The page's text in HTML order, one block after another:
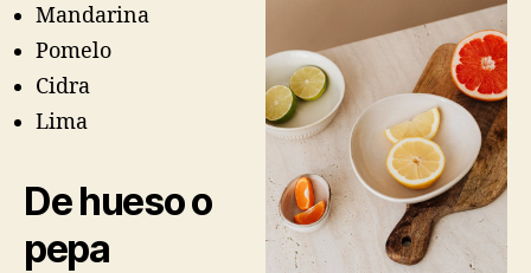
Mandarina
Pomelo
Cidra
Lima
De hueso o
pepa